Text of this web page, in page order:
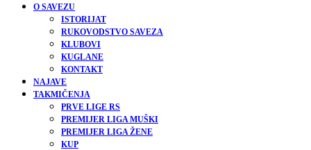
O SAVEZU
ISTORIJAT
RUKOVODSTVO SAVEZA
KLUBOVI
KUGLANE
KONTAKT
NAJAVE
TAKMIČENJA
PRVE LIGE RS
PREMIJER LIGA MUŠKI
PREMIJER LIGA ŽENE
KUP